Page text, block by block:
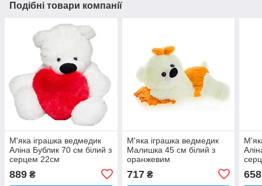
Подібні товари компанії
М'яка іграшка ведмедик
Аліна Бублик 70 см білий з
серцем 22см
889 ₴
М'яка іграшка ведмедик
Малишка 45 см білий з
оранжевим
717₴ 658